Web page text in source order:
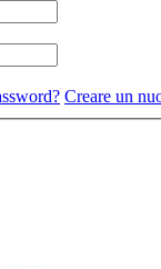
Creare un